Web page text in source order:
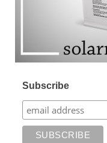
Subscribe